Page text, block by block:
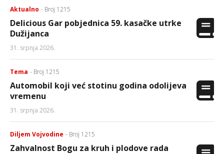
Aktualno - Broj 1215
Delicious Gar pobjednica 59. kasačke utrke
Dužijanca
31. srpnja 2026.
Tema - Broj 1215
Automobil koji već stotinu godina odolijeva
vremenu
31. srpnja 2026.
Diljem Vojvodine - Broj 1215
Zahvalnost Bogu za kruh i plodove rada